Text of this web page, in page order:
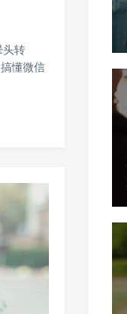
头转
懂微信